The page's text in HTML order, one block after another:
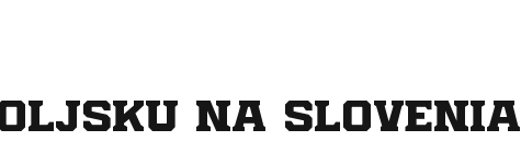
na Slovenia